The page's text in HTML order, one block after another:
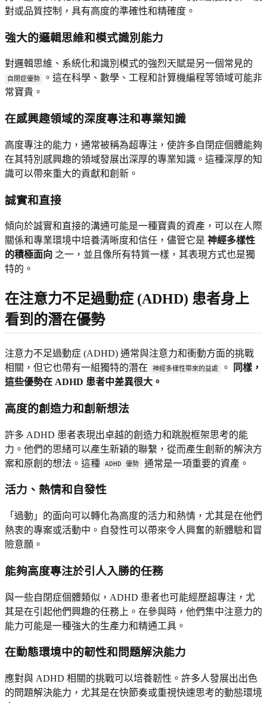
對或品質控制，具有高度的準確性和精確度。
強大的邏輯思維和模式識別能力
對邏輯思維、系統化和識別模式的強烈天賦是另一個常見的
自閉症優勢
。這在科學、數學、工程和計算機編程等領域可能非
常寶貴。
在感興趣領域的深度專注和專業知識
高度專注的能力，通常被稱為超專注，使許多自閉症個體能夠
在其特別感興趣的領域發展出深厚的專業知識。這種深厚的知
識可以帶來重大的貢獻和創新。
誠實和直接
傾向於誠實和直接的溝通可能是一種寶貴的資產，可以在人際
關係和專業環境中培養清晰度和信任，儘管它是 神經多樣性
的積極面向 之一，並且像所有特質一樣，其表現方式也是獨
特的。
在注意力不足過動症 (ADHD) 患者身上
看到的潛在優勢
注意力不足過動症 (ADHD) 通常與注意力和衝動方面的挑戰
相關，但它也帶有一組獨特的潛在
神經多樣性帶來的益處 。
同樣，
這些優勢在 ADHD 患者中差異很大。
高度的創造力和創新想法
許多 ADHD 患者表現出卓越的創造力和跳脫框架思考的能
力。他們的思緒可以產生新穎的聯繫，從而產生創新的解決方
案和原創的想法。這種
ADHD 優勢 通常是一項重要的資產。
活力、熱情和自發性
「過動」的面向可以轉化為高度的活力和熱情，尤其是在他們
熱衷的專案或活動中。自發性可以帶來令人興奮的新體驗和冒
險意願。
能夠高度專注於引人入勝的任務
與一些自閉症個體類似，ADHD 患者也可能經歷超專注，尤
其是在引起他們興趣的任務上。在參與時，他們集中注意力的
能力可能是一種強大的生產力和精通工具。
在動態環境中的韌性和問題解決能力
應對與 ADHD 相關的挑戰可以培養韌性。許多人發展出出色
的問題解決能力，尤其是在快節奏或重視快速思考的動態環境